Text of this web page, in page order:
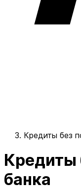
Кредиты без
Кредиты
банка